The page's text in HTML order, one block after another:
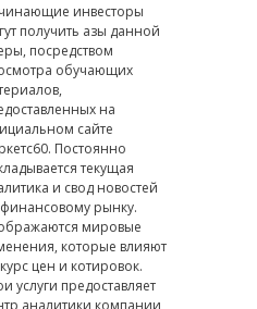
инвесторы
получить азы данной
посредством
обучающих
на
сайте
Постоянно
текущая
и свод новостей
рынку.
мировые
которые влияют
цен и котировок.
услуги предоставляет
аналитики компании